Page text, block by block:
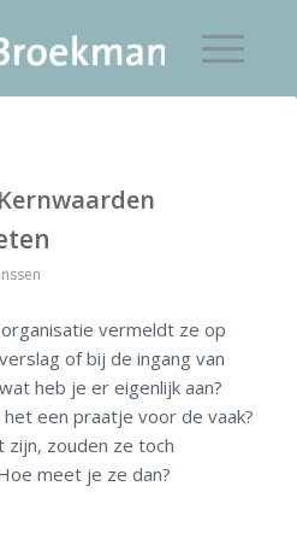
Kernwaarden
vermeldt ze op
of bij de ingang van
heb je er eigenlijk aan?
een praatje voor de vaak?
zijn, zouden ze toch
meet je ze dan?